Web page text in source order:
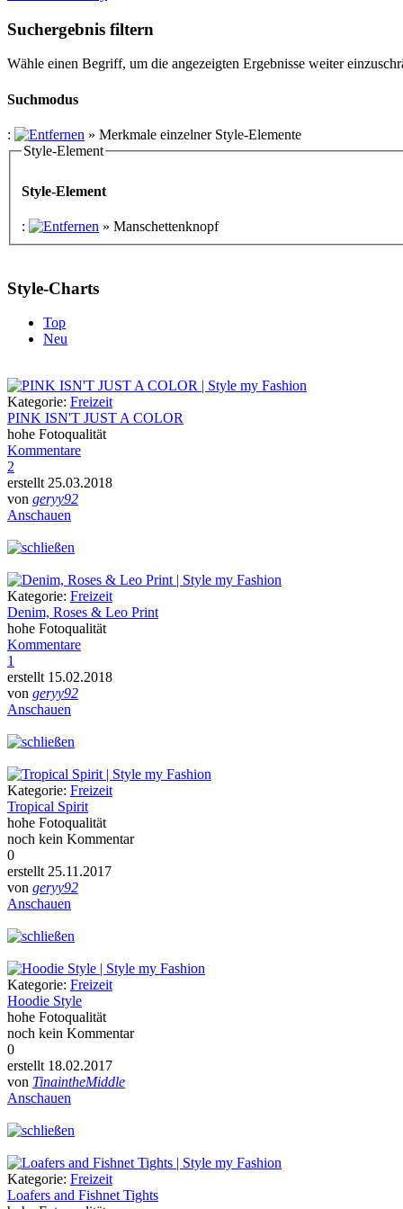
Suchergebnis filtern
Wähle einen Begriff, um die angezeigten Ergebnisse weiter
Suchmodus
: » Merkmale einzelner Style-Elemente
Style-Element
Style-Element
: » Manschettenknopf
Style-Charts
Top
Neu
Kategorie: Freizeit
PINK ISN'T JUST A COLOR
hohe Fotoqualität
Kommentare
2
erstellt 25.03.2018
von geryy92
Anschauen
Kategorie: Freizeit
Denim, Roses & Leo Print
hohe Fotoqualität
Kommentare
1
erstellt 15.02.2018
von geryy92
Anschauen
Kategorie: Freizeit
Tropical Spirit
hohe Fotoqualität
noch kein Kommentar
0
erstellt 25.11.2017
von geryy92
Anschauen
Kategorie: Freizeit
Hoodie Style
hohe Fotoqualität
noch kein Kommentar
0
erstellt 18.02.2017
von TinaintheMiddle
Anschauen
Kategorie: Freizeit
Loafers and Fishnet Tights